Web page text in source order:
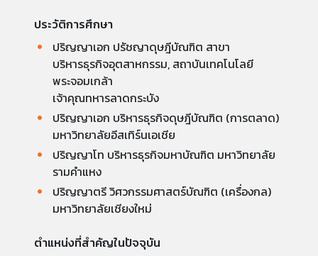
ประวัติการศึกษา
ปริญญาเอก ปรัชญาดุษฎีบัณฑิต สาขา
บริหารธุรกิจอุตสาหกรรม, สถาบันเทคโนโลยี
พระจอมเกล้า
เจ้าคุณทหารลาดกระบัง
ปริญญาเอก บริหารธุรกิจดุษฎีบัณฑิต (การตลาด)
มหาวิทยาลัยอีสเทิร์นเอเชีย
ปริญญาโท บริหารธุรกิจมหาบัณฑิต มหาวิทยาลัย
รามคำแหง
ปริญญาตรี วิศวกรรมศาสตร์บัณฑิต (เครื่องกล)
มหาวิทยาลัยเชียงใหม่
ตำแหน่งที่สำคัญในปัจจุบัน